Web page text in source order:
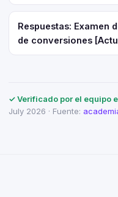
Respuestas: Examen
de conversiones
✓ Verificado por el equipo
July 2026 · Fuente: